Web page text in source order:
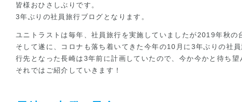
皆様おひさしぶりです。
3年ぶりの社員旅行ブログとなります。
ユニトラストは毎年、社員旅行を実施していましたが2019年秋
そして遂に、コロナも落ち着いてきた今年の10月に3年ぶりの社
行先となった長崎は3年前に計画していたので、今か今かと待ち望
それではご紹介していきます！